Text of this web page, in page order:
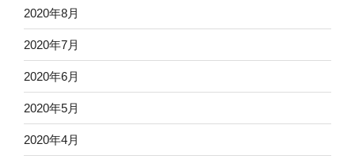
2020年8月
2020年7月
2020年6月
2020年5月
2020年4月